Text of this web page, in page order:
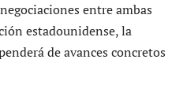
entre ambas
estadounidense, la
de avances concretos